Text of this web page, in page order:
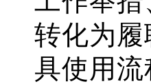
转化为
具使用